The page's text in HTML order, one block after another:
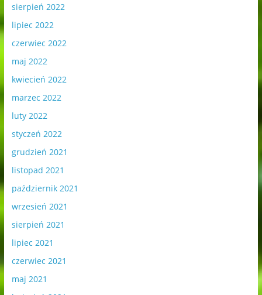
sierpień 2022
lipiec 2022
czerwiec 2022
maj 2022
kwiecień 2022
marzec 2022
luty 2022
styczeń 2022
grudzień 2021
listopad 2021
październik 2021
wrzesień 2021
sierpień 2021
lipiec 2021
czerwiec 2021
maj 2021